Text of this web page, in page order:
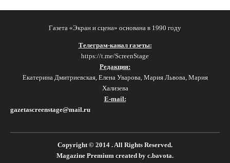
Газета «Экран и сцена» основана в 1990 году
Телеграм-канал газеты:
https://t.me/ScreenStage
Редакция:
Екатерина Дмитриевская, Елена Уварова, Мария Львова, Мария
Хализева
E-mail:
gazetascreenstage@mail.ru
Copyright © 2014 . All Rights Reserved.
Magazine Premium created by c.bavota.